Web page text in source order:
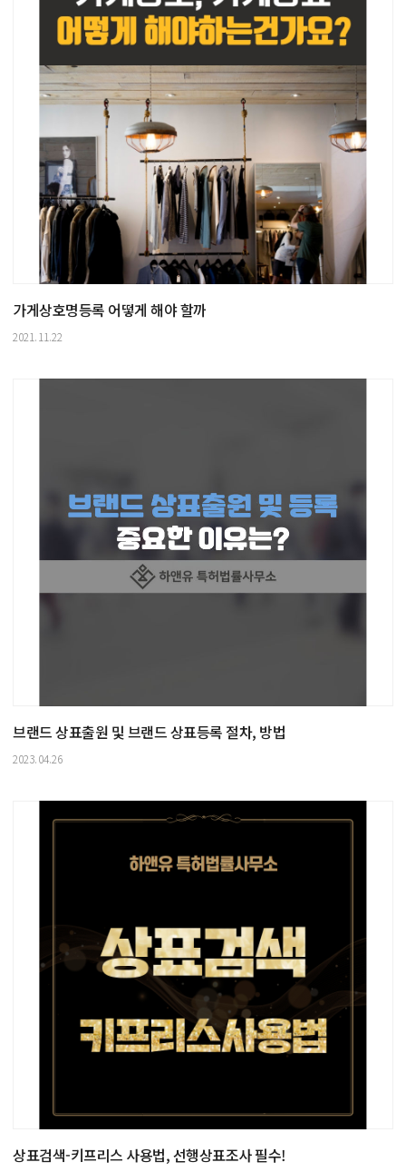
가게상호명등록 어떻게 해야 할까
2021.11.22
브랜드 상표출원 및 브랜드 상표등록 절차, 방법
2023.04.26
상표검색-키프리스 사용법, 선행상표조사 필수!